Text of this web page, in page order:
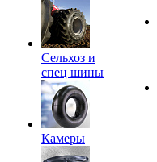
Сельхоз и
спец шины
Камеры